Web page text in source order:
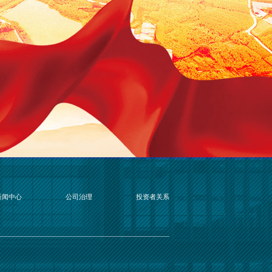
闻中心 公司治理 投资者关系